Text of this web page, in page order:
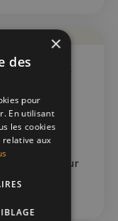
éviter les
est un
de
anticiper pour
×
des
pour
En utilisant
les cookies
relative aux